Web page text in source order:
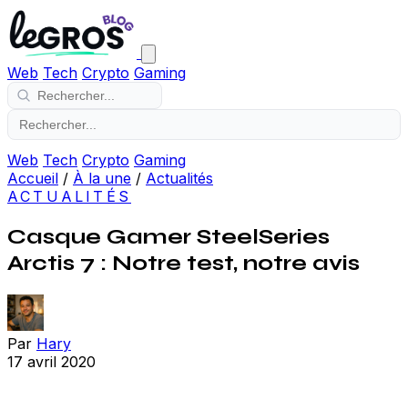
Web Tech Crypto Gaming
Web Tech Crypto Gaming
Accueil / À la une / Actualités
ACTUALITÉS
Casque Gamer SteelSeries
Arctis 7 : Notre test, notre avis
Par Hary
17 avril 2020